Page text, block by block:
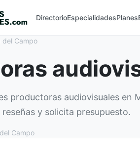
DirectorioEspecialidadesPlanes
del Campo
productoras audiovisuales en
y solicita presupuesto.
Campo